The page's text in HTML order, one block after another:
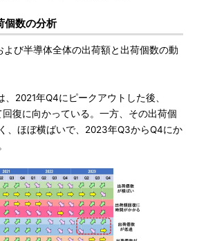
個数の分析
よび半導体全体の出荷額と出荷個数の動
2021年Q4にピークアウトした後、
復に向かっている。一方、その出荷個
、ほぼ横ばいで、2023年Q3からQ4にか